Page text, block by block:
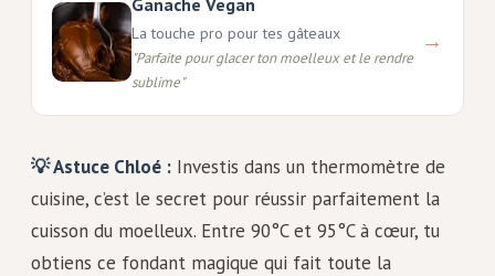
La touche pro pour tes gâteaux
"Parfaite pour glacer ton moelleux et le rendre
sublime"
→
💡 Astuce Chloé : Investis dans un thermomètre de
cuisine, c’est le secret pour réussir parfaitement la
cuisson du moelleux. Entre 90°C et 95°C à cœur, tu
obtiens ce fondant magique qui fait toute la